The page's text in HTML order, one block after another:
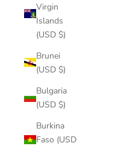
Virgin
Islands
(USD $)
Brunei
(USD $)
Bulgaria
(USD $)
Burkina
Faso (USD